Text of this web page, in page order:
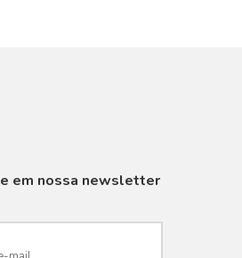
em nossa newsletter